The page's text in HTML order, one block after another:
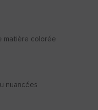
matière colorée
nuancées